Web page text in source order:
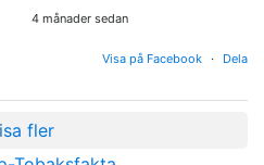
4 månader sedan
Visa på Facebook · Dela
fler